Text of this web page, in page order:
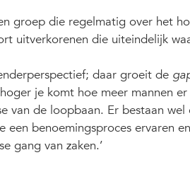
groep die regelmatig over het
uitverkorenen die uiteindelijk
daar groeit de
je komt hoe meer mannen
van de loopbaan. Er bestaan
benoemingsproces ervaren
gang van zaken.’